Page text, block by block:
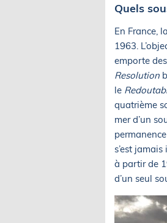
Quels
En France,
1963.
emporte
Resolution
le
quatrième
mer d’un
s’est
à partir de
d’un seul